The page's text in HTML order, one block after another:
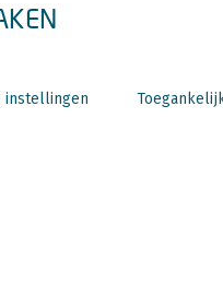
instellingen